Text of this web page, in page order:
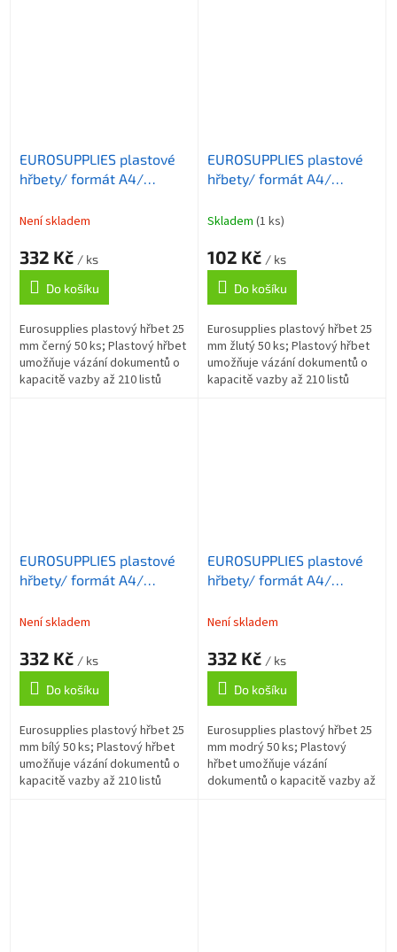
EUROSUPPLIES plastové
hřbety/ formát A4/
Není skladem
332 Kč / ks
Do košíku
Eurosupplies plastový hřbet 25
mm černý 50 ks; Plastový hřbet
umožňuje vázání dokumentů o
kapacitě vazby až 210 listů
EUROSUPPLIES plastové
hřbety/ formát A4/
Skladem (1 ks)
102 Kč / ks
Do košíku
Eurosupplies plastový hřbet 25
mm žlutý 50 ks; Plastový hřbet
umožňuje vázání dokumentů o
kapacitě vazby až 210 listů
EUROSUPPLIES plastové
hřbety/ formát A4/
Není skladem
332 Kč / ks
Do košíku
Eurosupplies plastový hřbet 25
mm bílý 50 ks; Plastový hřbet
umožňuje vázání dokumentů o
kapacitě vazby až 210 listů
EUROSUPPLIES plastové
hřbety/ formát A4/
Není skladem
332 Kč / ks
Do košíku
Eurosupplies plastový hřbet 25
mm modrý 50 ks; Plastový
hřbet umožňuje vázání
dokumentů o kapacitě vazby až